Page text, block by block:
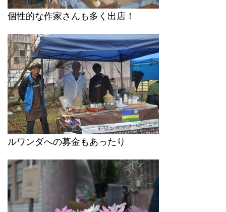
個性的な作家さんも多く出店！
ルワンダへの募金もあったり